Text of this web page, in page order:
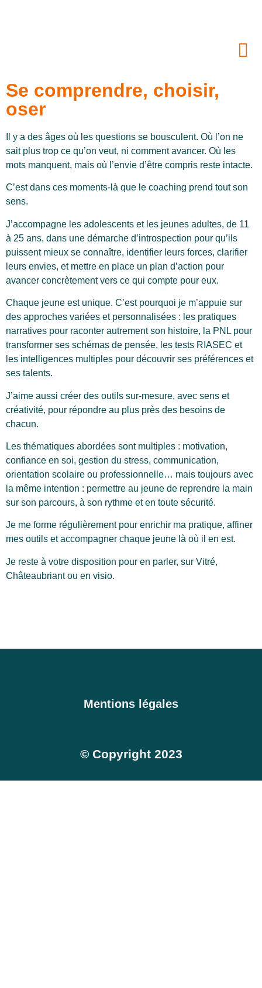
Se comprendre, choisir,
oser
Il y a des âges où les questions se bousculent. Où l’on ne
sait plus trop ce qu’on veut, ni comment avancer. Où les
mots manquent, mais où l’envie d’être compris reste intacte.
C’est dans ces moments-là que le coaching prend tout son
sens.
J’accompagne les adolescents et les jeunes adultes, de 11
à 25 ans, dans une démarche d’introspection pour qu’ils
puissent mieux se connaître, identifier leurs forces, clarifier
leurs envies, et mettre en place un plan d’action pour
avancer concrètement vers ce qui compte pour eux.
Chaque jeune est unique. C’est pourquoi je m’appuie sur
des approches variées et personnalisées : les pratiques
narratives pour raconter autrement son histoire, la PNL pour
transformer ses schémas de pensée, les tests RIASEC et
les intelligences multiples pour découvrir ses préférences et
ses talents.
J’aime aussi créer des outils sur-mesure, avec sens et
créativité, pour répondre au plus près des besoins de
chacun.
Les thématiques abordées sont multiples : motivation,
confiance en soi, gestion du stress, communication,
orientation scolaire ou professionnelle… mais toujours avec
la même intention : permettre au jeune de reprendre la main
sur son parcours, à son rythme et en toute sécurité.
Je me forme régulièrement pour enrichir ma pratique, affiner
mes outils et accompagner chaque jeune là où il en est.
Je reste à votre disposition pour en parler, sur Vitré,
Châteaubriant ou en visio.
Mentions légales
© Copyright 2023